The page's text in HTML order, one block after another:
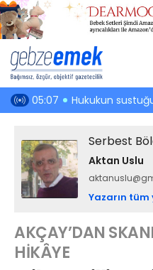
04:36 Ada’da Tavla Ligi
Serbest
Aktan Uslu
Yazarın tüm
AKÇAY’DAN
HİKÂYE
Spor